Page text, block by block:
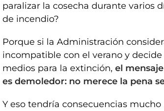
paralizar la cosecha durante varios
de incendio?
Porque si la Administración
incompatible con el verano y
medios para la extinción, el
es demoledor: no merece la pena
Y eso tendría consecuencias